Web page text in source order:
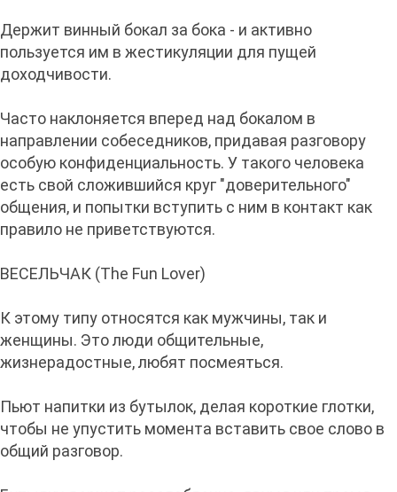
Держит винный бокал за бока - и активно
пользуется им в жестикуляции для пущей
доходчивости.
Часто наклоняется вперед над бокалом в
направлении собеседников, придавая разговору
особую конфиденциальность. У такого человека
есть свой сложившийся круг "доверительного"
общения, и попытки вступить с ним в контакт как
правило не приветствуются.
ВЕСЕЛЬЧАК (The Fun Lover)
К этому типу относятся как мужчины, так и
женщины. Это люди общительные,
жизнерадостные, любят посмеяться.
Пьют напитки из бутылок, делая короткие глотки,
чтобы не упустить момента вставить свое слово в
общий разговор.